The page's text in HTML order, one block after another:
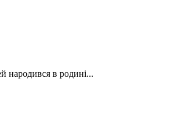
народився в родині...